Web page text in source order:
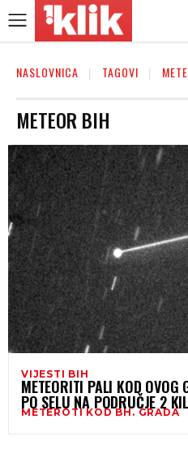
NASLOVNICA TAGOVI
METEOR BIH
VIJESTI BIH
METEORITI PALI KOD
PO SELU NA PODRUČJE 2
METEROTI KOD BH. GRADA